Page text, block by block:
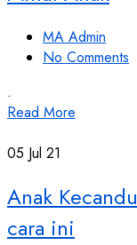
MA Admin
No Comments
.
Read More
05 Jul 21
Anak
cara ini